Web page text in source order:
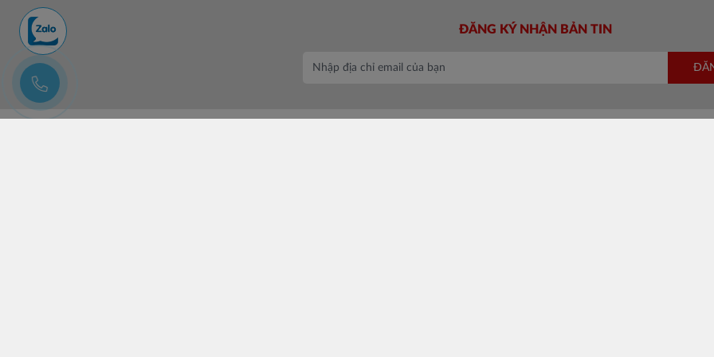
ĐĂNG KÝ NHẬN BẢN TIN